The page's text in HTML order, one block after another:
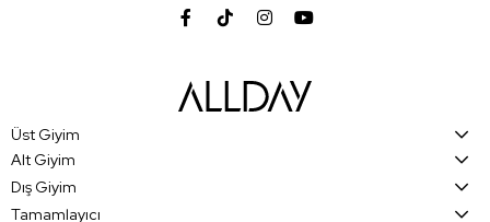
Üst Giyim
Alt Giyim
Dış Giyim
Tamamlayıcı